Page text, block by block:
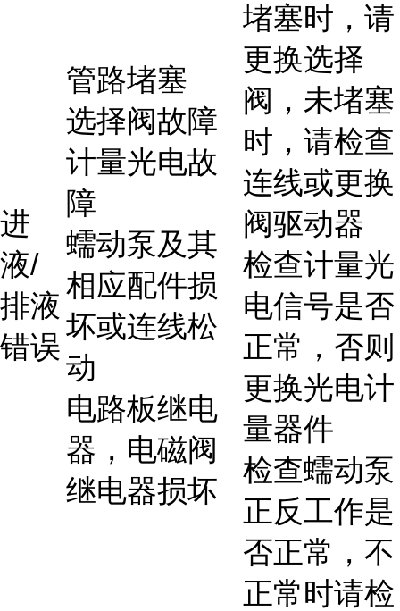
进
液/
排液
错误
管路堵塞
选择阀故障
计量光电故
障
蠕动泵及其
相应配件损
坏或连线松
动
电路板继电
器，电磁阀
继电器损坏
堵塞时，请
更换选择
阀，未堵塞
时，请检查
连线或更换
阀驱动器
检查计量光
电信号是否
正常，否则
更换光电计
量器件
检查蠕动泵
正反工作是
否正常，不
正常时请检